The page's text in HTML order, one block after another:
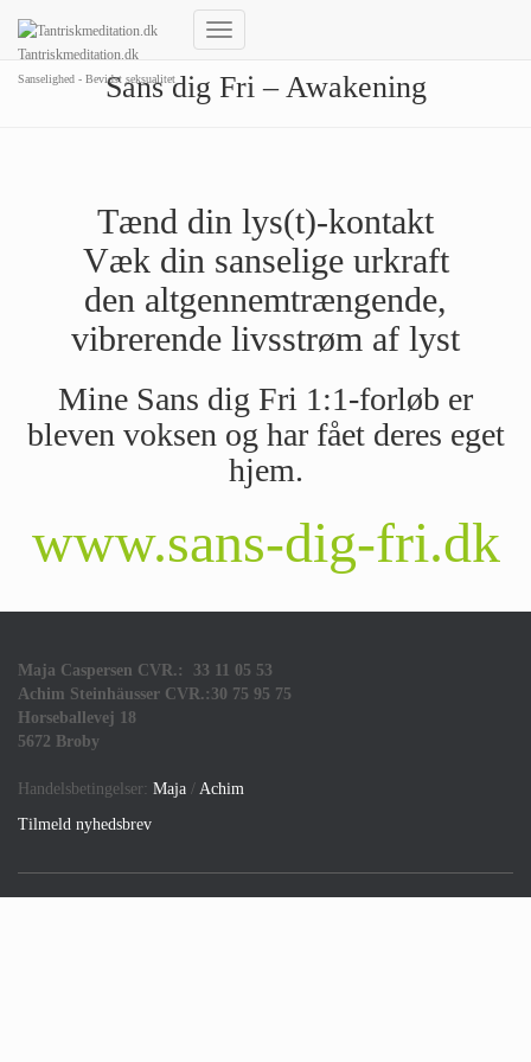
Tantriskmeditation.dk
Sanselighed - Bevidst seksualitet
Skift
navigation
Sans dig Fri – Awakening
Tænd din lys(t)-kontakt
Væk din sanselige urkraft
den altgennemtrængende,
vibrerende livsstrøm af lyst
Mine Sans dig Fri 1:1-forløb er
bleven voksen og har fået deres eget
hjem.
www.sans-dig-fri.dk
Maja Caspersen CVR.: 33 11 05 53
Achim Steinhäusser CVR.:30 75 95 75
Horseballevej 18
5672 Broby
Handelsbetingelser: Maja / Achim
Tilmeld nyhedsbrev